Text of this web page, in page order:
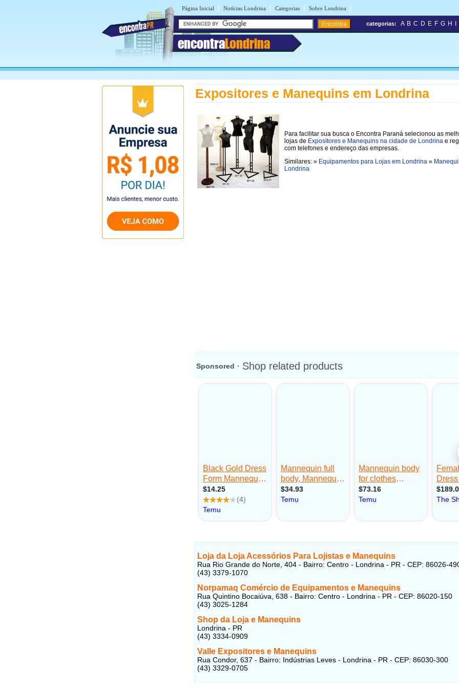
Página Inicial | Notícias Londrina | Categorias | Sobre Londrina |
encontraLondrina
categorias: A B C D E F G H
Expositores e Manequins em Londrina
Para facilitar sua busca o Encontra Paraná selecionou as
lojas de Expositores e Manequins na cidade de Londrina e
com telefones e endereço das empresas.
Similares: » Equipamentos para Lojas em Londrina »
Londrina
Loja da Loja Acessórios Para Lojistas e Manequins
Rua Rio Grande do Norte, 404 - Bairro: Centro - Londrina - PR - CEP: 86026-
(43) 3379-1070
Norpamaq Comércio de Equipamentos e Manequins
Rua Quintino Bocaiúva, 638 - Bairro: Centro - Londrina - PR - CEP: 86020-150
(43) 3025-1284
Shop da Loja e Manequins
Londrina - PR
(43) 3334-0909
Valle Expositores e Manequins
Rua Condor, 637 - Bairro: Indústrias Leves - Londrina - PR - CEP: 86030-300
(43) 3329-0705